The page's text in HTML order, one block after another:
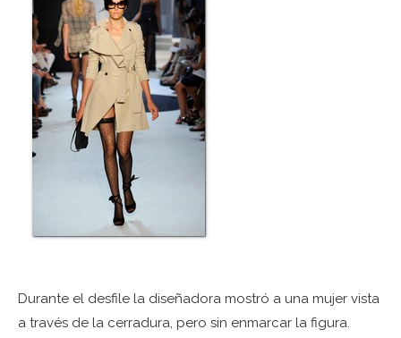
Durante el desfile la diseñadora mostró a una mujer vista
a través de la cerradura, pero sin enmarcar la figura.